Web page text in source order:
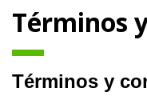
Términos
Términos y